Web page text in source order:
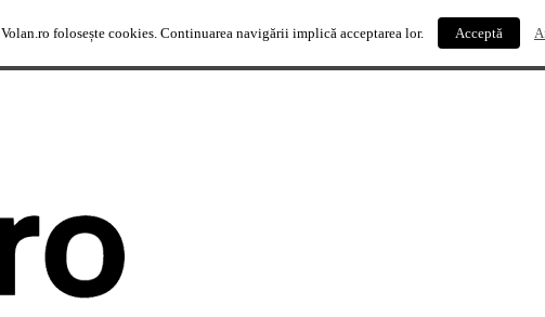
Volan.ro folosește cookies. Continuarea navigării implică acceptarea lor. Acceptă